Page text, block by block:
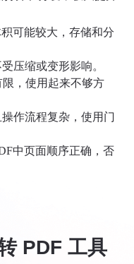
可能较大，存储和分
压缩或变形影响。
，使用起来不够方
作流程复杂，使用门
中页面顺序正确，否
PDF 工具